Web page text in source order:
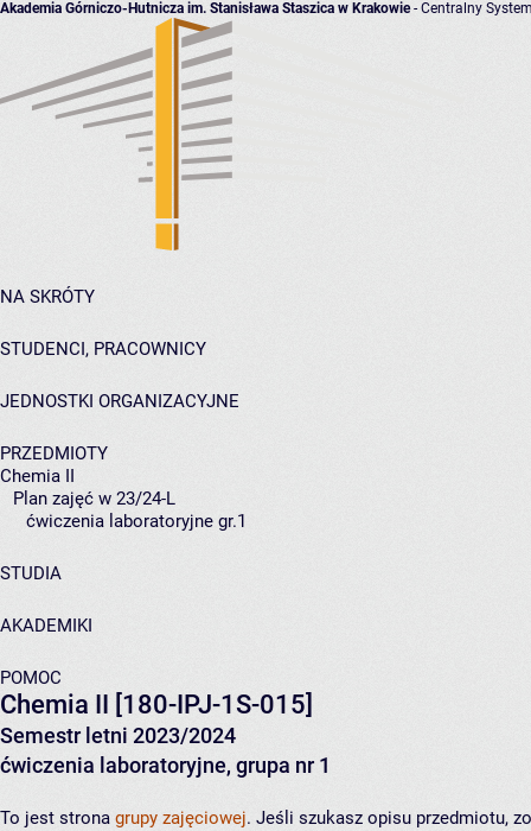
Akademia Górniczo-Hutnicza im. Stanisława Staszica w Krakowie- Centralny
NA SKRÓTY
STUDENCI, PRACOWNICY
JEDNOSTKI ORGANIZACYJNE
PRZEDMIOTY
Chemia II
Plan zajęć w 23/24-L
ćwiczenia laboratoryjne gr.1
STUDIA
AKADEMIKI
POMOC
Chemia II [180-IPJ-1S-015]
Semestr letni 2023/2024
ćwiczenia laboratoryjne, grupa nr 1
To jest strona grupy zajęciowej. Jeśli szukasz opisu przedmiotu,